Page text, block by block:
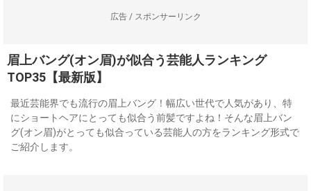
広告 / スポンサーリンク
眉上バング(オン眉)が似合う芸能人ランキング
TOP35【最新版】
最近芸能界でも流行の眉上バング！幅広い世代で人気があり、特
にショートヘアにとっても似合う前髪ですよね！そんな眉上バン
グ(オン眉)がとっても似合っている芸能人の方をランキング形式で
ご紹介します。